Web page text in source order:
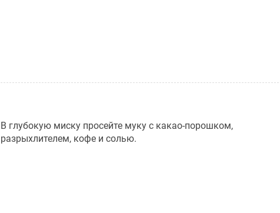
В глубокую миску просейте муку с какао-порошком,
разрыхлителем, кофе и солью.